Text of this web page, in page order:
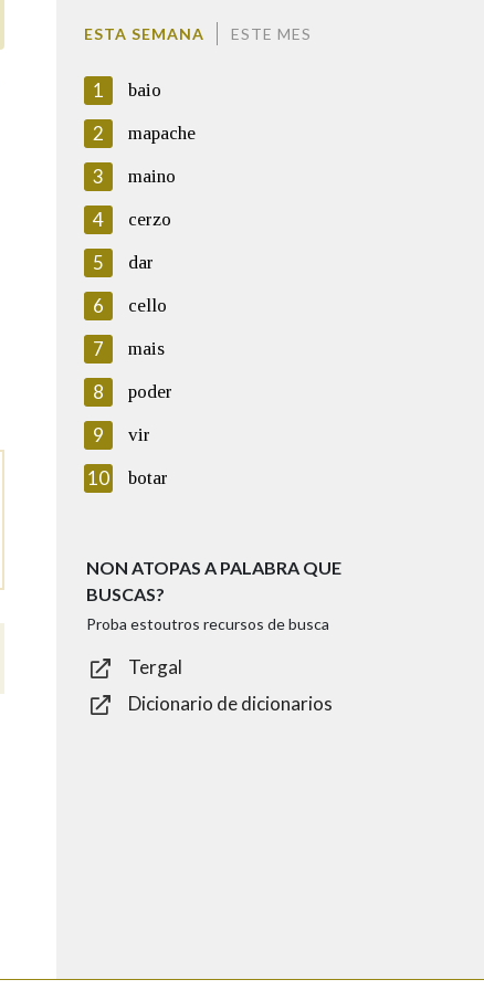
ESTA SEMANA ESTE MES
1 baio
2 mapache
3 maino
4 cerzo
5 dar
6 cello
7 mais
8 poder
9 vir
10 botar
NON ATOPAS A PALABRA QUE
BUSCAS?
Proba estoutros recursos de busca
Tergal
Dicionario de dicionarios